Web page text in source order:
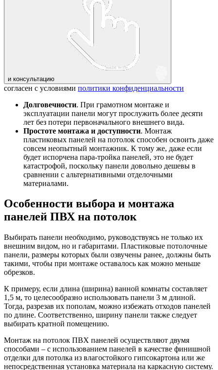
и консультацию
согласен с условиями политики конфиденциальности
Долговечности. При грамотном монтаже и
эксплуатации панели могут прослужить более десяти
лет без потери первоначального внешнего вида.
Простоте монтажа и доступности. Монтаж
пластиковых панелей на потолок способен освоить даже
совсем неопытный монтажник. К тому же, даже если
будет испорчена пара-тройка панелей, это не будет
катастрофой, поскольку панели довольно дешевы в
сравнении с альтернативными отделочными
материалами.
Особенности выбора и монтажа
панелей ПВХ на потолок
​Выбирать панели необходимо, руководствуясь не только их
внешним видом, но и габаритами. Пластиковые потолочные
панели, размеры которых были озвучены ранее, должны быть
такими, чтобы при монтаже оставалось как можно меньше
обрезков.
К примеру, если длина (ширина) ванной комнаты составляет
1,5 м, то целесообразно использовать панели 3 м длиной.
Тогда, разрезав их пополам, можно избежать отходов панелей
по длине. Соответственно, ширину панели также следует
выбирать кратной помещению.
Монтаж на потолок ПВХ панелей осуществляют двумя
способами – с использованием панелей в качестве финишной
отделки для потолка из влагостойкого гипсокартона или же
непосредственная установка материала на каркасную систему.